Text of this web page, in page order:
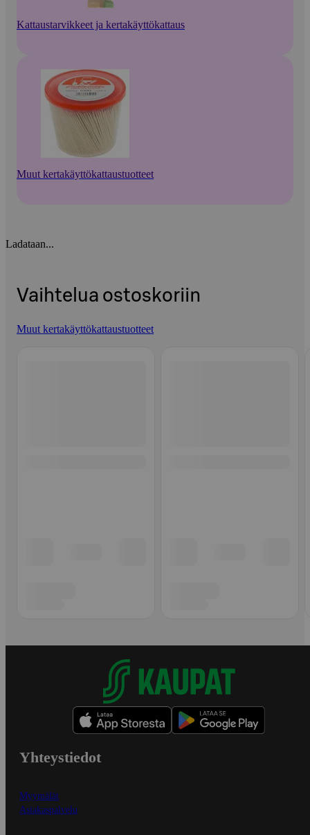
Kattaustarvikkeet ja kertakäyttökattaus
Muut kertakäyttökattaustuotteet
Ladataan...
Vaihtelua ostoskoriin
Muut kertakäyttökattaustuotteet
Yhteystiedot
Myymälät
Asiakaspalvelu